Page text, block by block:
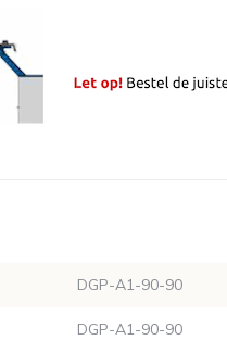
DGP-A1-90-90
DGP-A1-90-90